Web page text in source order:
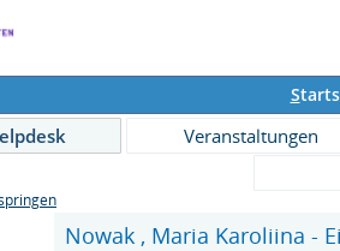
S
Veranstaltungen
Nowak , Maria Karoliina -